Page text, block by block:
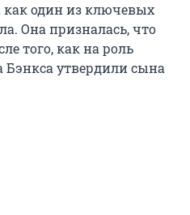
как один из ключевых
Она призналась, что
того, как на роль
Бэнкса утвердили сына